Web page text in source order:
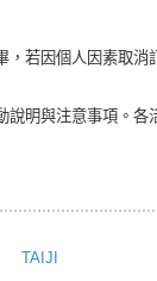
若因個人因素取
說明與注意事項。
TAIJI